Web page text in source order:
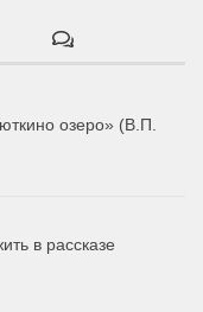
озеро» (В.П.
в рассказе